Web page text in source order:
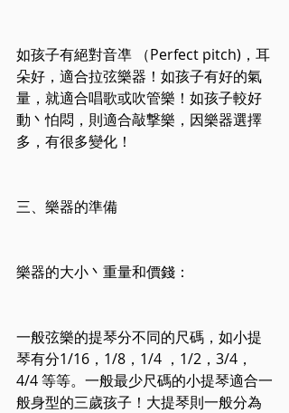
如孩子有絕對音凖 （Perfect pitch)，耳
朵好，適合拉弦樂器！如孩子有好的氣
量，就適合唱歌或吹管樂！如孩子較好
動丶怕悶，則適合敲撃樂，因樂器選擇
多，有很多變化！
三、樂器的準備
樂器的大小丶重量和價錢：
一般弦樂的提琴分不同的尺碼，如小提
琴有分1/16，1/8，1/4 ，1/2，3/4，
4/4 等等。一般最少尺碼的小提琴適合一
般身型的三歲孩子！大提琴則一般分為